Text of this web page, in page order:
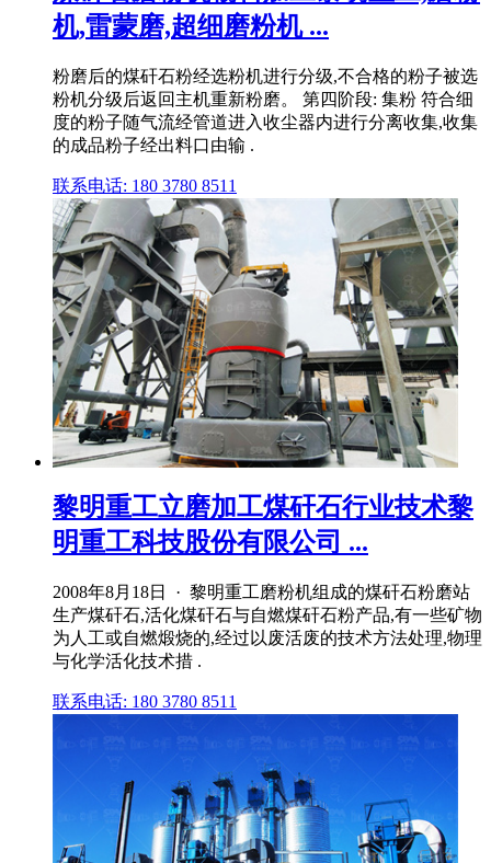
机,雷蒙磨,超细磨粉机 ...
粉磨后的煤矸石粉经选粉机进行分级,不合格的粉子被选
粉机分级后返回主机重新粉磨。 第四阶段: 集粉 符合细
度的粉子随气流经管道进入收尘器内进行分离收集,收集
的成品粉子经出料口由输 .
联系电话: 180 3780 8511
黎明重工立磨加工煤矸石行业技术黎
明重工科技股份有限公司 ...
2008年8月18日 · 黎明重工磨粉机组成的煤矸石粉磨站
生产煤矸石,活化煤矸石与自燃煤矸石粉产品,有一些矿物
为人工或自燃煅烧的,经过以废活废的技术方法处理,物理
与化学活化技术措 .
联系电话: 180 3780 8511